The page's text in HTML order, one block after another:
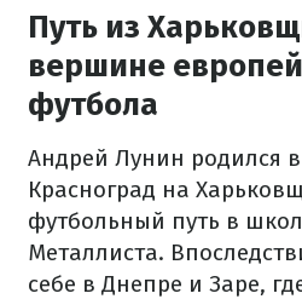
Путь из
вершине
футбола
Андрей Лунин родился
Красноград на
футбольный путь в
Металлиста.
себе в Днепре и Заре,